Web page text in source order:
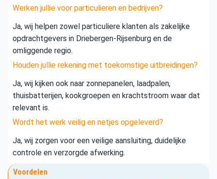
Werken jullie voor particulieren en bedrijven?
Ja, wij helpen zowel particuliere klanten als zakelijke
opdrachtgevers in Driebergen-Rijsenburg en de
omliggende regio.
Houden jullie rekening met toekomstige uitbreidingen?
Ja, wij kijken ook naar zonnepanelen, laadpalen,
thuisbatterijen, kookgroepen en krachtstroom waar dat
relevant is.
Wordt het werk veilig en netjes opgeleverd?
Ja, wij zorgen voor een veilige aansluiting, duidelijke
controle en verzorgde afwerking.
Voordelen